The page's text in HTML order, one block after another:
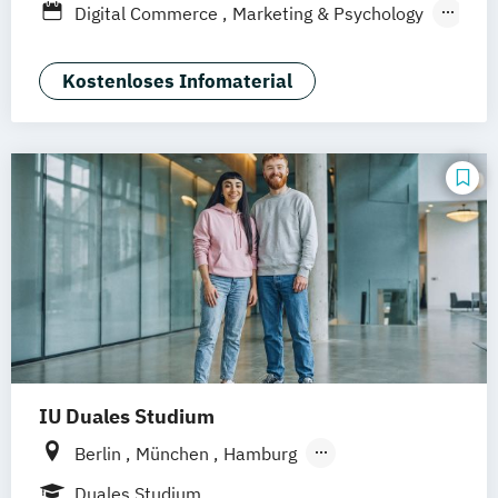
Nürnberg
Digital Commerce
Marketing & Psychology
Wirtschaftspsychologie
Kostenloses Infomaterial
IU Duales Studium
Berlin München
Hamburg
Frankfurt am Main
Duales Studium